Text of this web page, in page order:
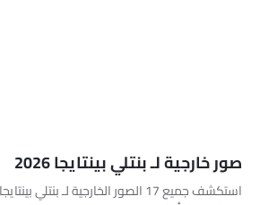
صور خارجية لـ بنتلي بينتايجا 2026
استكشف جميع 17 الصور الخارجية لـ